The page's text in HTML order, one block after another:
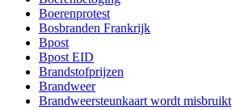
Boerenprotest
Bosbranden Frankrijk
Bpost
Bpost EID
Brandstofprijzen
Brandweer
Brandweersteunkaart wordt misbruikt